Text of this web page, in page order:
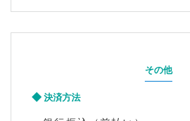
その他
決済方法